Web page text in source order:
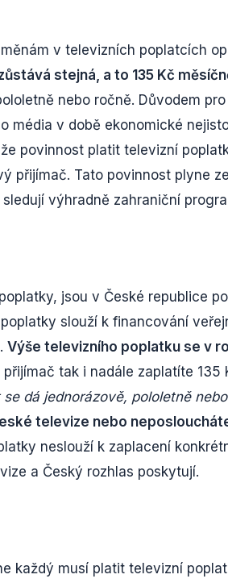
v televizních poplatcích
stejná, a to 135 Kč
nebo ročně. Důvodem
média v době ekonomické
povinnost platit televizní
přijímač. Tato povinnost plyne
výhradně zahraniční
jsou v České republice
slouží k financování
Výše televizního poplatku se v
tak i nadále zaplatíte 135
se dá jednorázově, pololetně
televize nebo
neslouží k zaplacení
a Český rozhlas poskytují.
každý musí platit televizní